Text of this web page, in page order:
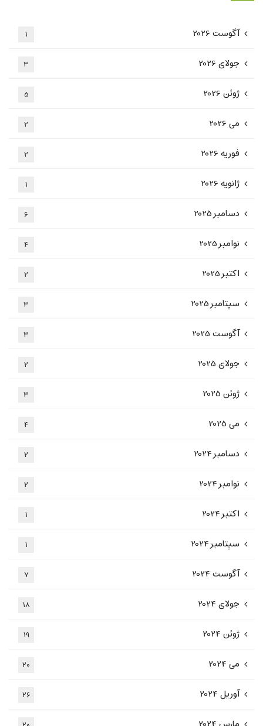
آگوست 2026 1
جولای 2026 3
ژوئن 2026 5
می 2026 2
فوریه 2026 2
ژانویه 2026 1
دسامبر 2025 6
نوامبر 2025 4
اکتبر 2025 2
سپتامبر 2025 3
آگوست 2025 3
جولای 2025 2
ژوئن 2025 3
می 2025 4
دسامبر 2024 2
نوامبر 2024 2
اکتبر 2024 1
سپتامبر 2024 1
آگوست 2024 7
جولای 2024 18
ژوئن 2024 19
می 2024 20
آوریل 2024 26